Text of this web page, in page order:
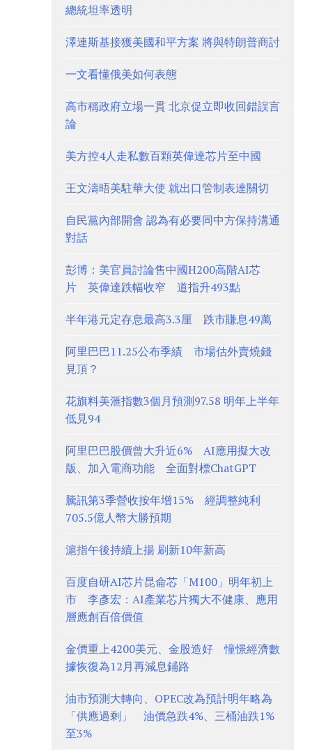
總統坦率透明
澤連斯基接獲美國和平方案 將與特朗普商討
一文看懂俄美如何表態
高市稱政府立場一貫 北京促立即收回錯誤言
論
美方控4人走私數百顆英偉達芯片至中國
王文濤晤美駐華大使 就出口管制表達關切
自民黨內部開會 認為有必要同中方保持溝通
對話
彭博：美官員討論售中國H200高階AI芯
片 英偉達跌幅收窄 道指升493點
半年港元定存息最高3.3厘 跌市賺息49萬
阿里巴巴11.25公布季績 市場估外賣燒錢
見頂？
花旗料美滙指數3個月預測97.58 明年上半年
低見94
阿里巴巴股價曾大升近6% AI應用擬大改
版、加入電商功能 全面對標ChatGPT
騰訊第3季營收按年增15% 經調整純利
705.5億人幣大勝預期
滬指午後持續上揚 刷新10年新高
百度自研AI芯片昆侖芯「M100」明年初上
市 李彥宏：AI產業芯片獨大不健康、應用
層應創百倍價值
金價重上4200美元、金股造好 憧憬經濟數
據恢復為12月再減息鋪路
油市預測大轉向、OPEC改為預計明年略為
「供應過剩」 油價急跌4%、三桶油跌1%
至3%